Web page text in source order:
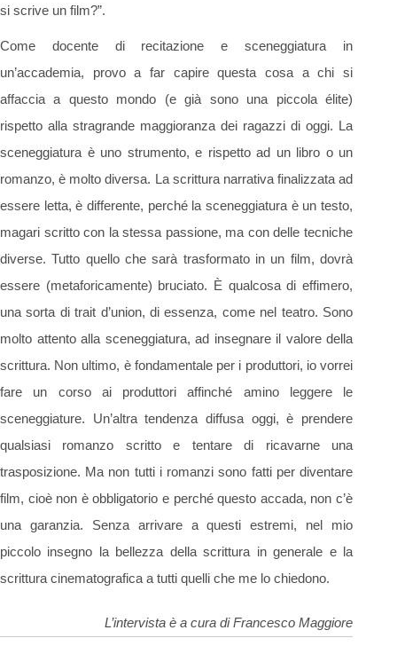
si scrive un film?”.
Come docente di recitazione e sceneggiatura in
un’accademia, provo a far capire questa cosa a chi si
affaccia a questo mondo (e già sono una piccola élite)
rispetto alla stragrande maggioranza dei ragazzi di oggi. La
sceneggiatura è uno strumento, e rispetto ad un libro o un
romanzo, è molto diversa. La scrittura narrativa finalizzata ad
essere letta, è differente, perché la sceneggiatura è un testo,
magari scritto con la stessa passione, ma con delle tecniche
diverse. Tutto quello che sarà trasformato in un film, dovrà
essere (metaforicamente) bruciato. È qualcosa di effimero,
una sorta di trait d’union, di essenza, come nel teatro. Sono
molto attento alla sceneggiatura, ad insegnare il valore della
scrittura. Non ultimo, è fondamentale per i produttori, io vorrei
fare un corso ai produttori affinché amino leggere le
sceneggiature. Un’altra tendenza diffusa oggi, è prendere
qualsiasi romanzo scritto e tentare di ricavarne una
trasposizione. Ma non tutti i romanzi sono fatti per diventare
film, cioè non è obbligatorio e perché questo accada, non c’è
una garanzia. Senza arrivare a questi estremi, nel mio
piccolo insegno la bellezza della scrittura in generale e la
scrittura cinematografica a tutti quelli che me lo chiedono.
L’intervista è a cura di Francesco Maggiore